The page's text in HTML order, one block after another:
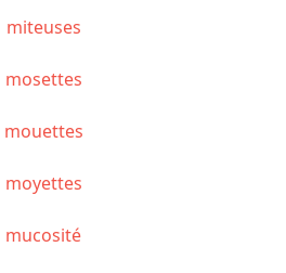
miteuses
mosettes
mouettes
moyettes
mucosité